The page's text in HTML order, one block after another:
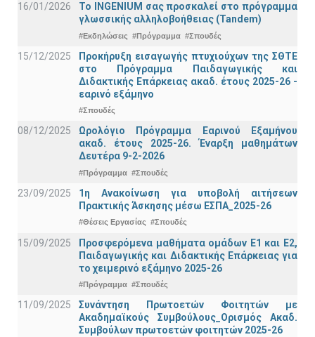
16/01/2026
Το INGENIUM σας προσκαλεί στο πρόγραμμα
γλωσσικής αλληλοβοήθειας (Tandem)
#Εκδηλώσεις #Πρόγραμμα #Σπουδές
15/12/2025
Προκήρυξη εισαγωγής πτυχιούχων της ΣΘΤΕ
στο Πρόγραμμα Παιδαγωγικής και
Διδακτικής Επάρκειας ακαδ. έτους 2025-26 -
εαρινό εξάμηνο
#Σπουδές
08/12/2025
Ωρολόγιο Πρόγραμμα Εαρινού Εξαμήνου
ακαδ. έτους 2025-26. Έναρξη μαθημάτων
Δευτέρα 9-2-2026
#Πρόγραμμα #Σπουδές
23/09/2025
1η Ανακοίνωση για υποβολή αιτήσεων
Πρακτικής Άσκησης μέσω ΕΣΠΑ_2025-26
#Θέσεις Εργασίας #Σπουδές
15/09/2025
Προσφερόμενα μαθήματα ομάδων Ε1 και Ε2,
Παιδαγωγικής και Διδακτικής Επάρκειας για
το χειμερινό εξάμηνο 2025-26
#Πρόγραμμα #Σπουδές
11/09/2025
Συνάντηση Πρωτοετών Φοιτητών με
Ακαδημαϊκούς Συμβούλους_Ορισμός Ακαδ.
Συμβούλων πρωτοετών φοιτητών 2025-26